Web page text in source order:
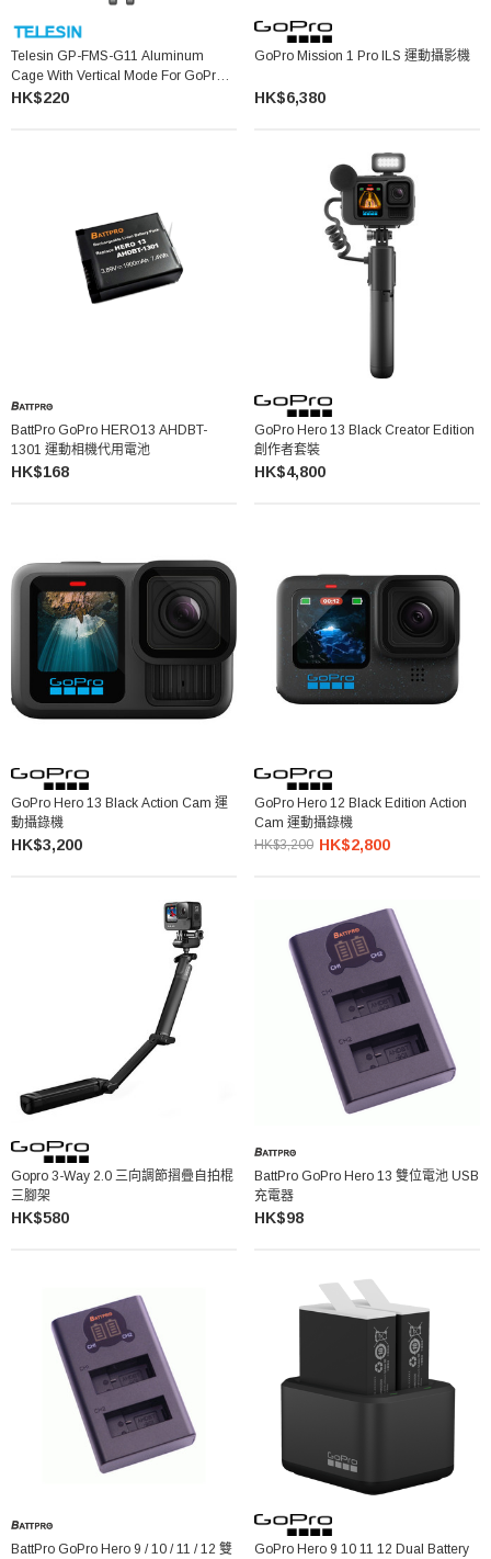
Telesin GP-FMS-G11 Aluminum
Cage With Vertical Mode For GoPro
HERO 13 12 11 10 9
HK$220
GoPro Mission 1 Pro ILS 運動攝影機
HK$6,380
BattPro GoPro HERO13 AHDBT-
1301 運動相機代用電池
HK$168
GoPro Hero 13 Black Creator Edition
創作者套裝
HK$4,800
GoPro Hero 13 Black Action Cam 運
動攝錄機
HK$3,200
GoPro Hero 12 Black Edition Action
Cam 運動攝錄機
HK$3,200 HK$2,800
Gopro 3-Way 2.0 三向調節摺疊自拍棍
三腳架
HK$580
BattPro GoPro Hero 13 雙位電池 USB
充電器
HK$98
BattPro GoPro Hero 9 / 10 / 11 / 12 雙
GoPro Hero 9 10 11 12 Dual Battery